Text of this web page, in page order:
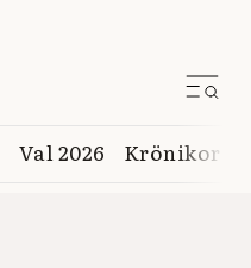
Val 2026 Krönikor